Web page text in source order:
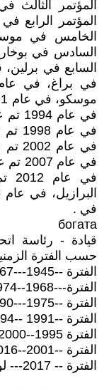
في
في
في
في
في .
богата
قيادة - رئاسة
حسب الفترة
الفترة --1945---1967 --- اجيني كوثون.
الفترة---1968--1974 -- هرتا كوسنين.
الفترة --1975---1990--- فريدة بروان.
الفترة --1991 --1994-- فاطمة احمد ابراهيم.
الفترة 1995--2000---سليفيا يان.
الفترة --2001--2016-- مارسيا كامبوس.
الفترة -- 2017--- لورين بينيا.